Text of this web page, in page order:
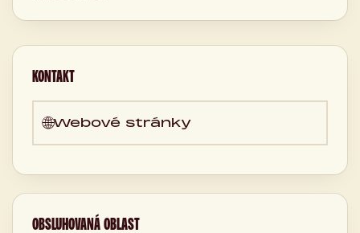
KONTAKT
🌐Webové stránky
OBSLUHOVANÁ OBLAST